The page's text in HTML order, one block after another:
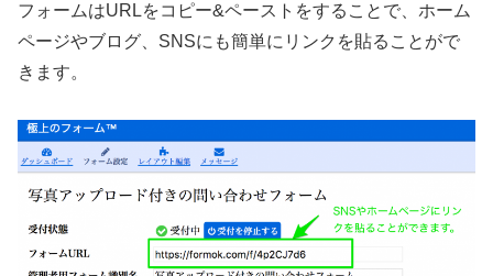
フォームはURLをコピー&ペーストをすることで、ホーム
ページやブログ、SNSにも簡単にリンクを貼ることがで
きます。